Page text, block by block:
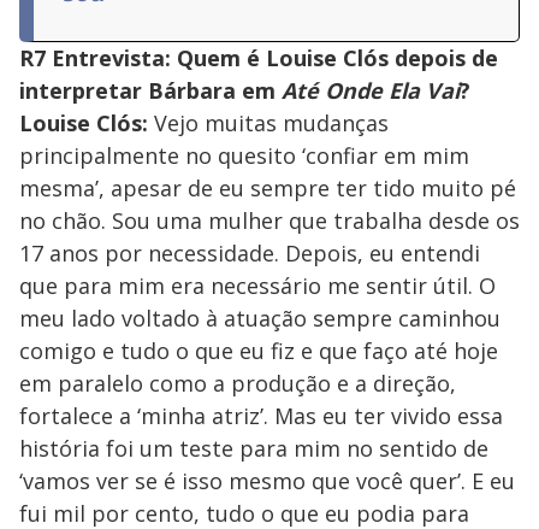
R7 Entrevista: Quem é Louise Clós depois de
interpretar Bárbara em Até Onde Ela Vai?
Louise Clós: Vejo muitas mudanças
principalmente no quesito ‘confiar em mim
mesma’, apesar de eu sempre ter tido muito pé
no chão. Sou uma mulher que trabalha desde os
17 anos por necessidade. Depois, eu entendi
que para mim era necessário me sentir útil. O
meu lado voltado à atuação sempre caminhou
comigo e tudo o que eu fiz e que faço até hoje
em paralelo como a produção e a direção,
fortalece a ‘minha atriz’. Mas eu ter vivido essa
história foi um teste para mim no sentido de
‘vamos ver se é isso mesmo que você quer’. E eu
fui mil por cento, tudo o que eu podia para